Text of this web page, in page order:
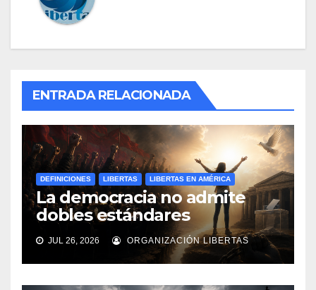
ENTRADA RELACIONADA
DEFINICIONES LIBERTAS LIBERTAS EN AMÉRICA
La democracia no admite
dobles estándares
JUL 26, 2026 ORGANIZACIÓN LIBERTAS